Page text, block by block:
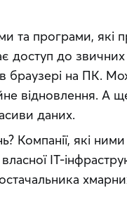
та програми, які
доступ до
в браузері на ПК.
відновлення. А
даних.
Компанії, які
ІТ-